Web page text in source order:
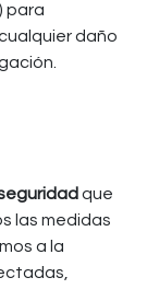
para
daño
que
las medidas
a la